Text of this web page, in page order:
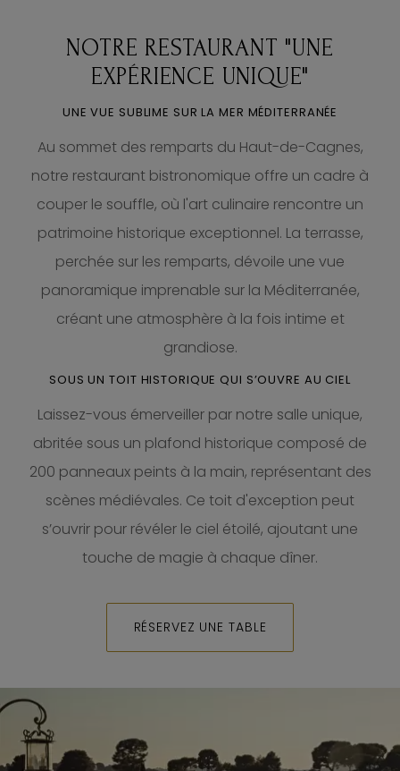
NOTRE RESTAURANT "UNE
EXPÉRIENCE UNIQUE"
UNE VUE SUBLIME SUR LA MER MÉDITERRANÉE
Au sommet des remparts du Haut-de-Cagnes,
notre restaurant bistronomique offre un cadre à
couper le souffle, où l'art culinaire rencontre un
patrimoine historique exceptionnel. La terrasse,
perchée sur les remparts, dévoile une vue
panoramique imprenable sur la Méditerranée,
créant une atmosphère à la fois intime et
grandiose.
SOUS UN TOIT HISTORIQUE QUI S’OUVRE AU CIEL
Laissez-vous émerveiller par notre salle unique,
abritée sous un plafond historique composé de
200 panneaux peints à la main, représentant des
scènes médiévales. Ce toit d'exception peut
s’ouvrir pour révéler le ciel étoilé, ajoutant une
touche de magie à chaque dîner.
RÉSERVEZ UNE TABLE